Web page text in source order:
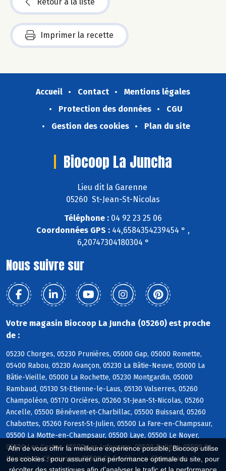
Afin de vous offrir la meilleure expérience possible, Biocoop utilise
des cookies : pour assurer une performance optimale du site, pour
Imprimer la recette
Accueil Contact
Mentions légales
Protection des données
CGU
Gestion des cookies
Plan du site
Biocoop La Juncha
Lieu dit la Garenne
05260 St-Jean-St-Nicolas
Téléphone : 04 92 23 25 06
Coordonnées GPS : 44,6584354239454 ° ,
6,20747304180304 °
Nous suivre sur
Votre magasin Biocoop La Juncha (05260) est proche
de :
05230 Chorges, 05230 Prunières, 05000 Gap, 05000 Romette,
05400 Rabou, 05230 Avançon, 05230 La Bâtie-Neuve, 05000 La
Bâtie-Vieille, 05000 La Rochette, 05230 Montgardin, 05000
Rambaud, 05130 St-Etienne-le-Laus, 05130 Valserres, 05260
Champoléon, 05170 Orcières, 05260 St-Jean-St-Nicolas, 05260
Ancelle, 05500 Bénévent-et-Charbillac, 05500 Buissard, 05260
Chabottes, 05260 Forest-St-Julien, 05500 La Fare-en-Champsaur,
05500 La Motte-en-Champsaur, 05500 Laye, 05500 Le Noyer,
05500 Les Costes, 05500 Les Infournas, 05500 Poligny, 05500 St-
Bonnet-en-Champsaur, 05500 St-Eusèbe-en-Champsaur